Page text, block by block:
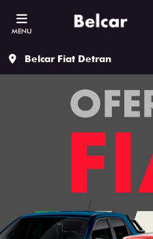
MENU
Belcar Fiat Detran